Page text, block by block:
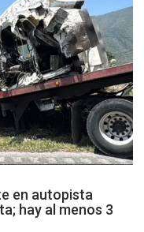
en autopista
hay al menos 3